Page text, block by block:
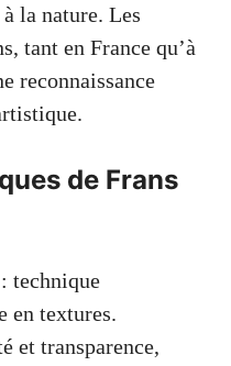
la nature. Les
tant en France qu’à
reconnaissance
de Frans
: technique
en textures.
et transparence,